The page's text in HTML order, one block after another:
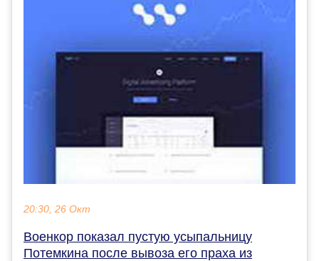
20:30, 26 Окт
Военкор показал пустую усыпальницу
Потемкина после вывоза его праха из